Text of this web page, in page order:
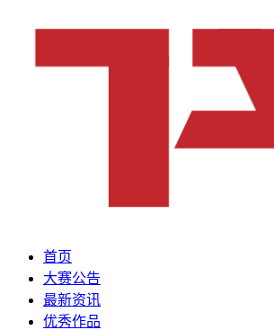
首页
大赛公告
最新资讯
优秀作品